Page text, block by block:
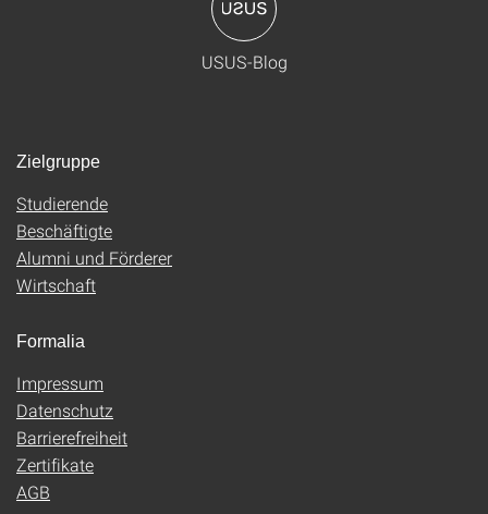
USUS-Blog
Zielgruppe
Studierende
Beschäftigte
Alumni und Förderer
Wirtschaft
Formalia
Impressum
Datenschutz
Barrierefreiheit
Zertifikate
AGB